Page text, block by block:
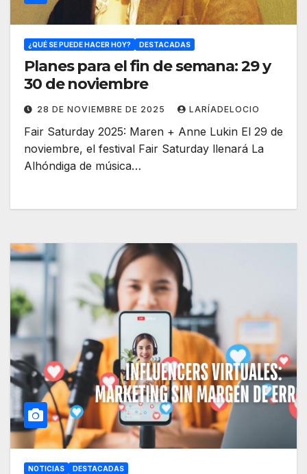
¿QUÉ SE PUEDE HACER HOY? DESTACADAS
Planes para el fin de semana: 29 y
30 de noviembre
28 DE NOVIEMBRE DE 2025 LARÍADELOCIO
Fair Saturday 2025: Maren + Anne Lukin El 29 de
noviembre, el festival Fair Saturday llenará La
Alhóndiga de música…
NOTICIAS DESTACADAS